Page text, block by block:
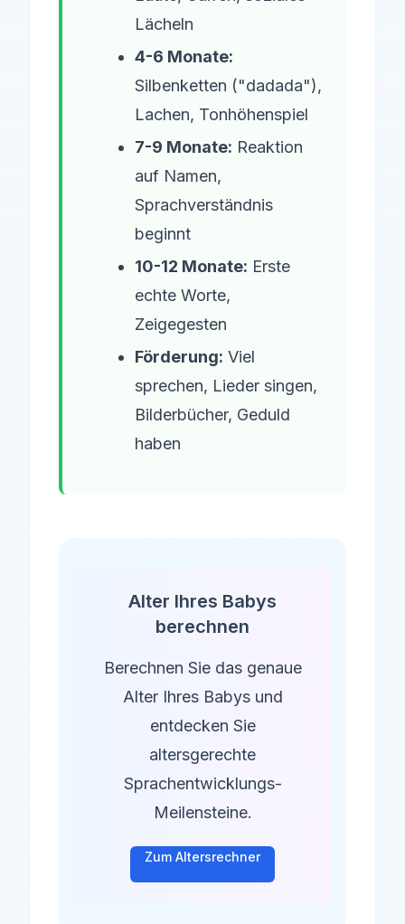
Lächeln
4-6 Monate:
Silbenketten ("dadada"),
Lachen, Tonhöhenspiel
7-9 Monate: Reaktion
auf Namen,
Sprachverständnis
beginnt
10-12 Monate: Erste
echte Worte,
Zeigegesten
Förderung: Viel
sprechen, Lieder singen,
Bilderbücher, Geduld
haben
Alter Ihres Babys
berechnen
Berechnen Sie das genaue
Alter Ihres Babys und
entdecken Sie
altersgerechte
Sprachentwicklungs-
Meilensteine.
Zum Altersrechner